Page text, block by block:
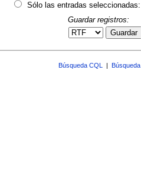
Sólo las entradas seleccionadas:
Guardar registros:
Guardar
Búsqueda CQL